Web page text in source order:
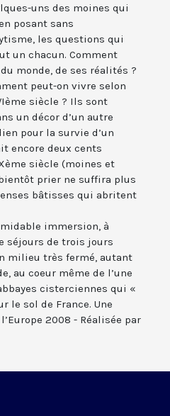
uns des moines qui
posant sans
les questions qui
un chacun. Comment
monde, de ses réalités ?
peut-on vivre selon
siècle ? Ils sont
un décor d’un autre
pour la survie d’un
encore deux cents
siècle (moines et
prier ne suffira plus
bâtisses qui abritent
immersion, à
séjours de trois jours
milieu très fermé, autant
au coeur même de l’une
cisterciennes qui «
le sol de France. Une
2008 - Réalisée par